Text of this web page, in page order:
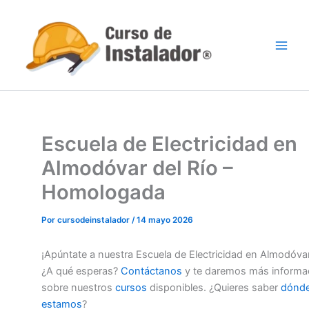
contenido
Escuela de Electricidad en
Almodóvar del Río –
Homologada
Por cursodeinstalador /14 mayo 2026
¡Apúntate a nuestra Escuela de Electricidad en
¿A qué esperas? Contáctanos y te daremos más
sobre nuestros cursos disponibles. ¿Quieres saber
estamos?